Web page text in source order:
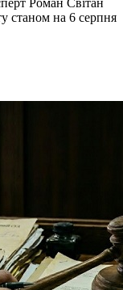
Роман Світан
станом на 6 серпня